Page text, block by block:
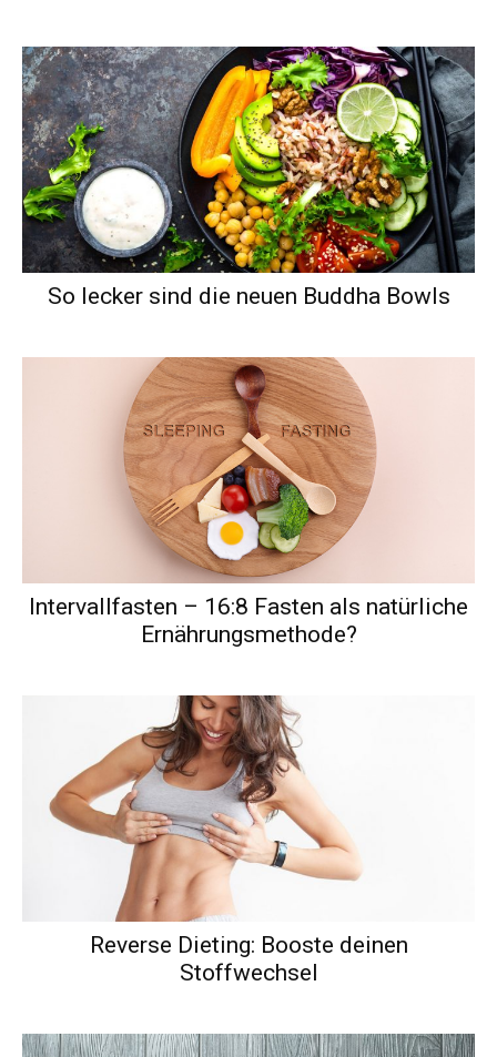
So lecker sind die neuen Buddha Bowls
Intervallfasten – 16:8 Fasten als natürliche
Ernährungsmethode?
Reverse Dieting: Booste deinen
Stoffwechsel